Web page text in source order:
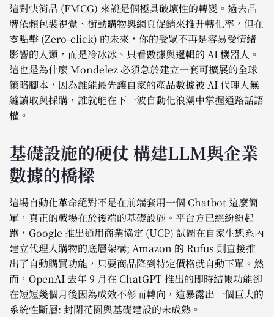
這對快消品 (FMCG) 來說是個極具破壞性的轉變。過去品
牌依賴包裝視覺、衝動購物與網頁促銷來推升轉化率，但在
零點擊 (Zero-click) 的未來，你的受眾不再是容易受情緒
影響的人類，而是冷冰冰、只看數據與邏輯的 AI 機器人。
這也是為什麼 Mondelez 必須急於建立一套可擴展的全球
策略腳本，因為誰能最先讓自家的產品數據被 AI 代理人無
縫讀取與採購，誰就能在下一波自動化浪潮中掌握通路話語
權。
基礎設施的硬仗 構建LLM與企業
數據的橋樑
這場自動化革命絕對不是在前端套用一個 Chatbot 這麼簡
單，真正的戰場在於後端的基礎設施。平台方已經紛紛起
跑，Google 推出通用商業協定 (UCP) 試圖在自家生態系內
建立代理人購物的底層架構; Amazon 的 Rufus 則直接推
出了自動購買功能，只要商品降到特定價格就自動下單。然
而，OpenAI 去年 9 月在 ChatGPT 推出的即時結帳功能卻
在短短幾個月後因為成效不彰而轉向，這暴露出一個巨大的
系統性斷層: 封閉花園與基礎建設的未成熟。